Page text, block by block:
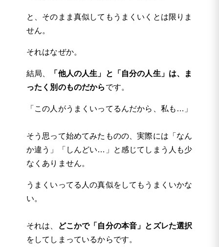
と、そのまま真似してもうまくいくとは限りま
せん。
それはなぜか。
結局、
「他人の人生」と「自分の人生」は、ま
ったく別のものだから です。
「この人がうまくいってるんだから、私も…」
そう思って始めてみたものの、実際には「なん
か違う」「しんどい…」と感じてしまう人も少
なくありません。
うまくいってる人の真似をしてもうまくいかな
い。
それは、
どこかで「自分の本音」とズレた選択
をしてしまっているからです。